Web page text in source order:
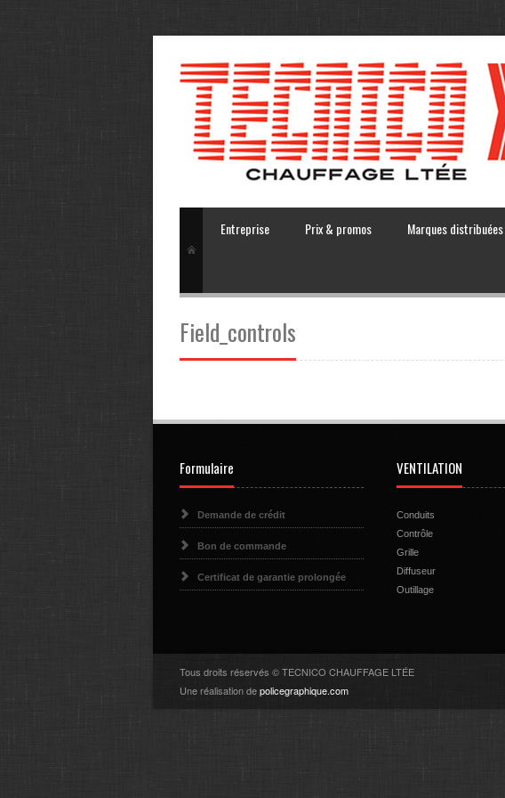
Entreprise Prix & promos Marques distribuées
Field_controls
Formulaire
Demande de crédit
Bon de commande
Certificat de garantie prolongée
VENTILATION
Conduits
Contrôle
Grille
Diffuseur
Outillage
Tous droits réservés © TECNICO CHAUFFAGE LTÉE
Une réalisation depolicegraphique.com